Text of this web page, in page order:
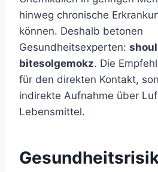
hinweg chronische
können. Deshalb betonen
Gesundheitsexperten:
bitesolgemokz. Die
für den direkten Kontakt,
indirekte Aufnahme über
Lebensmittel.